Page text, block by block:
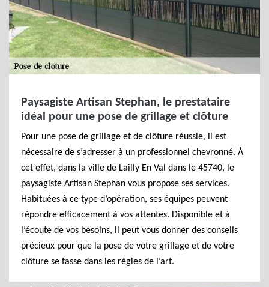
Paysagiste Artisan Stephan, le prestataire
idéal pour une pose de grillage et clôture
Pour une pose de grillage et de clôture réussie, il est
nécessaire de s’adresser à un professionnel chevronné. À
cet effet, dans la ville de Lailly En Val dans le 45740, le
paysagiste Artisan Stephan vous propose ses services.
Habituées à ce type d’opération, ses équipes peuvent
répondre efficacement à vos attentes. Disponible et à
l’écoute de vos besoins, il peut vous donner des conseils
précieux pour que la pose de votre grillage et de votre
clôture se fasse dans les règles de l’art.